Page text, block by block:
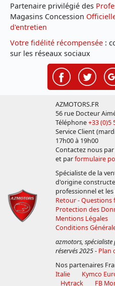
Partenaire privilégié des
Magasins Concession
d'entretien
Votre fidélité récompensée :
sur les réseaux sociaux
AZMOTORS.FR
56 rue Docteur
Téléphone+33 (0)5
Service Client
17h00 à 19h00
Contactez nous
et parformulaire
Spécialiste de la
d'origine
professionnel et
Retour - Questions
Protection des
Mentions Légales
Conditions
azmotors, spécialiste
réservés 2025- Plan
Nos partenaires
Italie
Kymco
Hytrack
FB